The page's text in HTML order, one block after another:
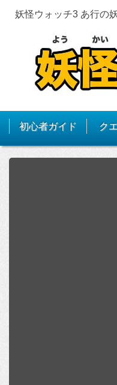
妖怪ウォッチ3 あ行の
初心者ガイド ク